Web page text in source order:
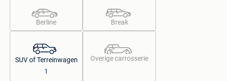
Berline Break
SUV of Terreinwagen
1
Overige carrosserie